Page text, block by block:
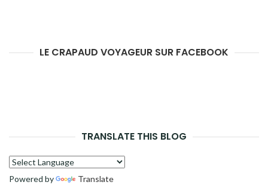
LE CRAPAUD VOYAGEUR SUR FACEBOOK
TRANSLATE THIS BLOG
Powered by Translate